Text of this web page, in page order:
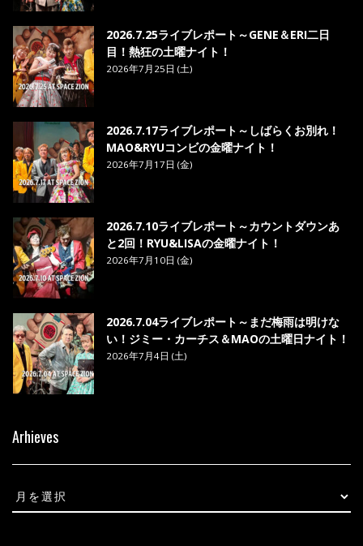
2026.7.25ライブレポート～GENE＆ERI二日
目！熱狂の土曜ナイト！
2026年7月25日 (土)
2026.7.17ライブレポート～しばらくお別れ！
MAO&RYUコンビの金曜ナイト！
2026年7月17日 (金)
2026.7.10ライブレポート～カウントダウンあ
と2回！RYU&LISAの金曜ナイト！
2026年7月10日 (金)
2026.7.04ライブレポート～まだ梅雨は明けな
い！ジミー・カーチス＆MAOの土曜日ナイト！
2026年7月4日 (土)
Arhieves
Arhieves